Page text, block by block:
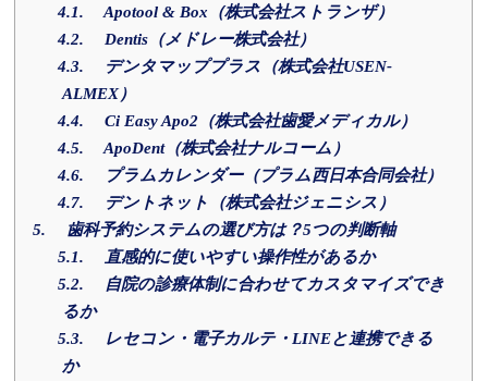
4.1.
Apotool & Box（株式会社ストランザ）
4.2.
Dentis（メドレー株式会社）
4.3.
デンタマッププラス（株式会社USEN-
ALMEX）
4.4.
Ci Easy Apo2（株式会社歯愛メディカル）
4.5.
ApoDent（株式会社ナルコーム）
4.6.
プラムカレンダー（プラム西日本合同会社）
4.7.
デントネット（株式会社ジェニシス）
5.
歯科予約システムの選び方は？5つの判断軸
5.1.
直感的に使いやすい操作性があるか
5.2.
自院の診療体制に合わせてカスタマイズでき
るか
5.3.
レセコン・電子カルテ・LINEと連携できる
か